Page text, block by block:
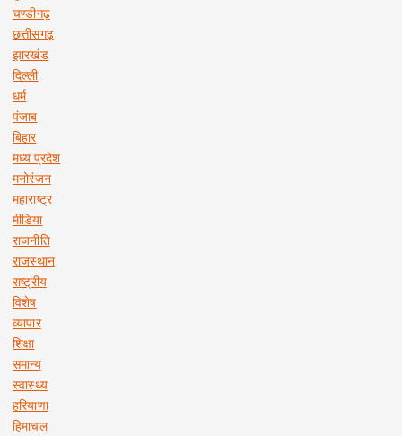
चण्डीगढ़
छत्तीसगढ़
झारखंड
दिल्ली
धर्म
पंजाब
बिहार
मध्य प्रदेश
मनोरंजन
महाराष्ट्र
मीडिया
राजनीति
राजस्थान
राष्ट्रीय
विशेष
व्यापार
शिक्षा
समान्य
स्वास्थ्य
हरियाणा
हिमाचल